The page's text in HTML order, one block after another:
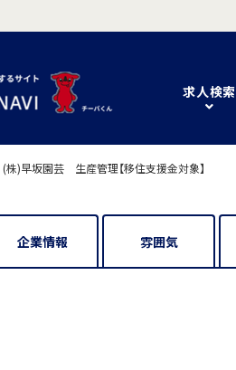
求人検索
(株)早坂園芸 生産管理【移住支援金対象】
企業情報 雰囲気